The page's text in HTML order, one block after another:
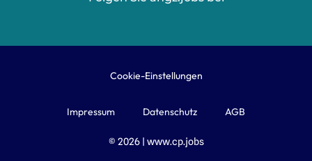
Cookie-Einstellungen
Impressum Datenschutz AGB
© 2026 | www.cp.jobs